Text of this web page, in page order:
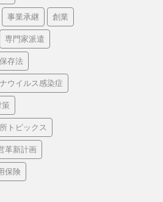
事業承継 創業
専門家派遣
存法
ウイルス感染症
トピックス
革新計画
保険